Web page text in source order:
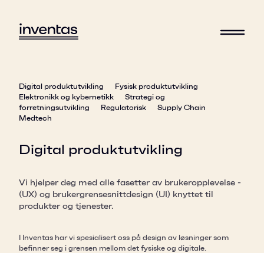
Digital produktutvikling
Fysisk produktutvikling
Elektronikk og kybernetikk
Strategi og
forretningsutvikling
Regulatorisk
Supply Chain
Medtech
Digital produktutvikling
Vi hjelper deg med alle fasetter av brukeropplevelse -
(UX) og brukergrensesnittdesign (UI) knyttet til
produkter og tjenester.
I Inventas har vi spesialisert oss på design av løsninger som
befinner seg i grensen mellom det fysiske og digitale.